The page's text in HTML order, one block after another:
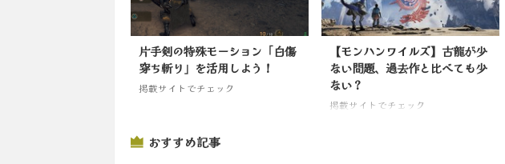
片手剣の特殊モーション「白傷
穿ち斬り」を活用しよう！
掲載サイトでチェック
【モンハンワイルズ】古龍が少
ない問題、過去作と比べても少
ない？
掲載サイトでチェック
おすすめ記事